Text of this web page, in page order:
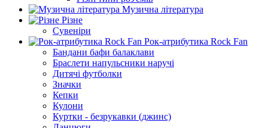
Музична література
Різне
Сувеніри
Рок-атрибутика Rock Fan
Бандани бафи балаклави
Браслети напульсники наручі
Дитячі футболки
Значки
Кепки
Кулони
Куртки - безрукавки (джинс)